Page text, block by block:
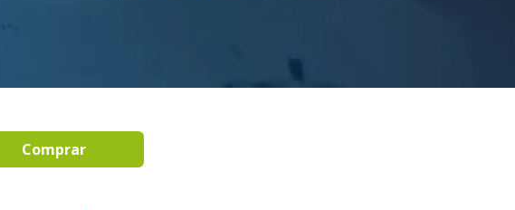
Comprar